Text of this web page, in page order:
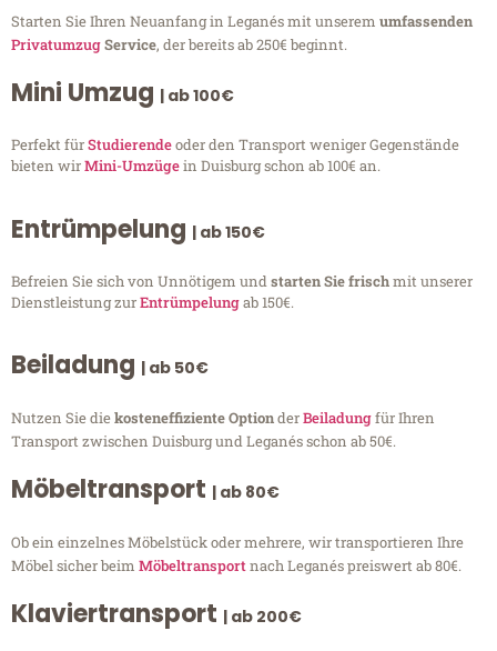
Starten Sie Ihren Neuanfang in Leganés mit unserem umfassenden
PrivatumzugService, der bereits ab 250€ beginnt.
Mini Umzug | ab 100€
Perfekt fürStudierendeoder den Transport weniger Gegenstände
bieten wirMini-Umzügein Duisburg schon ab 100€ an.
Entrümpelung | ab 150€
Befreien Sie sich von Unnötigem undstarten Sie frischmit unserer
Dienstleistung zurEntrümpelungab 150€.
Beiladung | ab 50€
Nutzen Sie diekosteneffiziente OptionderBeiladungfür Ihren
Transport zwischen Duisburg und Leganés schon ab 50€.
Möbeltransport | ab 80€
Ob ein einzelnes Möbelstück oder mehrere, wir transportieren Ihre
Möbel sicher beim Möbeltransportnach Leganés preiswert ab 80€.
Klaviertransport | ab 200€